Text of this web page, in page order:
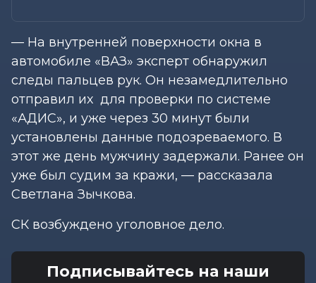
— На внутренней поверхности окна в
автомобиле «ВАЗ» эксперт обнаружил
следы пальцев рук. Он незамедлительно
отправил их для проверки по системе
«АДИС», и уже через 30 минут были
установлены данные подозреваемого. В
этот же день мужчину задержали. Ранее он
уже был судим за кражи, — рассказала
Светлана Зычкова.
СК возбуждено уголовное дело.
Подписывайтесь на наши